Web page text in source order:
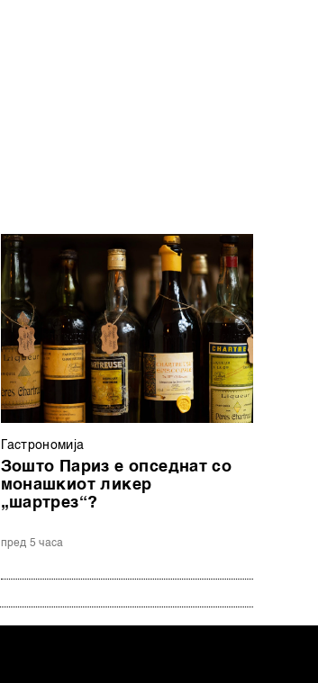
Гастрономија
Зошто Париз е опседнат со
монашкиот ликер
„шартрез“?
пред 5 часа